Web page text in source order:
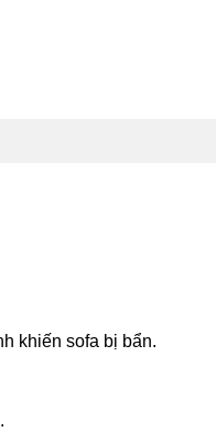
khiến sofa bị bẩn.